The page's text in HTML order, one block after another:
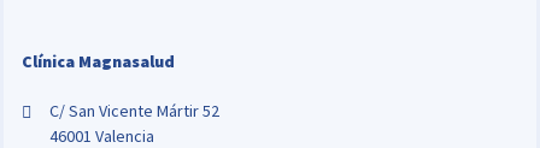
Clínica Magnasalud
C/ San Vicente Mártir 52
46001 Valencia